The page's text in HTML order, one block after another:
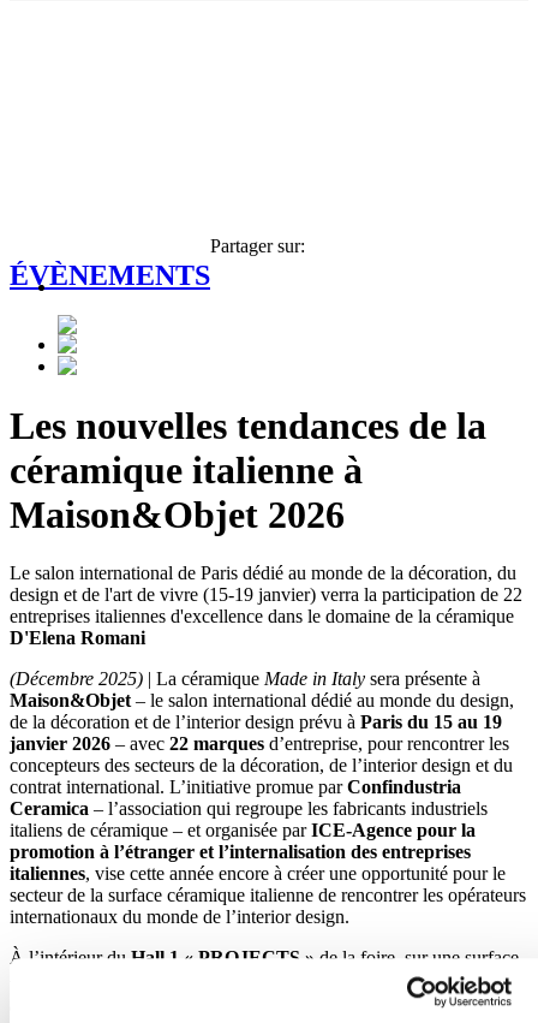
ÉVÈNEMENTS
Partager sur:
Les nouvelles tendances de la
céramique italienne à
Maison&Objet 2026
Le salon international de Paris dédié au monde de la décoration, du
design et de l'art de vivre (15-19 janvier) verra la participation de 22
entreprises italiennes d'excellence dans le domaine de la céramique
D'Elena Romani
(Décembre 2025) | La céramique Made in Italy sera présente à
Maison&Objet – le salon international dédié au monde du design,
de la décoration et de l’interior design prévu à Paris du 15 au 19
janvier 2026 – avec 22 marques d’entreprise, pour rencontrer les
concepteurs des secteurs de la décoration, de l’interior design et du
contrat international. L’initiative promue parConfindustria
Ceramica – l’association qui regroupe les fabricants industriels
italiens de céramique – et organisée parICE-Agence pour la
promotion à l’étranger et l’internalisation des entreprises
italiennes, vise cette année encore à créer une opportunité pour le
secteur de la surface céramique italienne de rencontrer les opérateurs
internationaux du monde de l’interior design.
À l’intérieur du Hall 1 « PROJECTS » de la foire, sur une surface
, un stand collectif signé par ICE/ Ceramics
of Italy accueille les entreprises Acquario, Ce.Si. Ceramica di